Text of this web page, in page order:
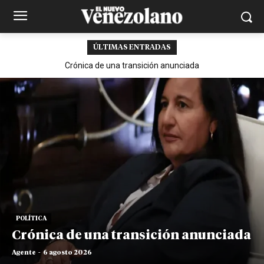
ÚLTIMAS ENTRADAS
Crónica de una transición anunciada
POLÍTICA
Crónica de una transición anunciada
Agente - 6 agosto 2026